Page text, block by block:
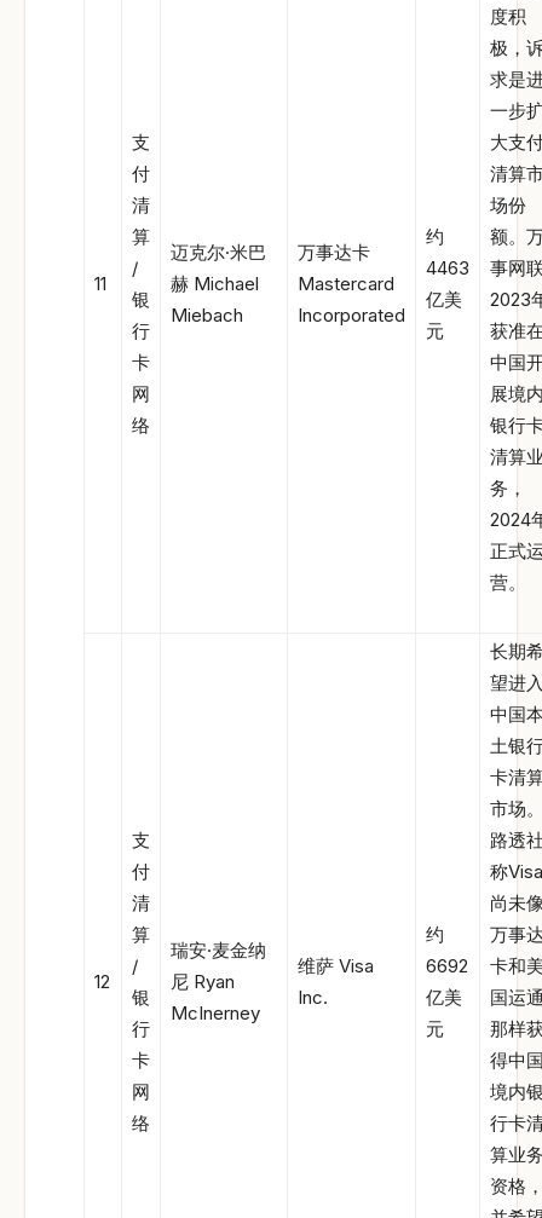
11
支
付
清
算
/
银
行
卡
网
络
迈克尔·米巴
赫 Michael
Miebach
万事达卡
Mastercard
Incorporated
约
4463
亿美
元
度积
极，
求是
一步
大支
清算
场份
额。
事网
2023
获准
中国
展境
银行
清算
务，
2024
正式
营。
12
支
付
清
算
/
银
行
卡
网
络
瑞安·麦金纳
尼 Ryan
McInerney
维萨 Visa
Inc.
约
6692
亿美
元
长期
望进
中国
土银
卡清
市场
路透
称Visa
尚未
万事
卡和
国运
那样
得中
境内
行卡
算业
资格